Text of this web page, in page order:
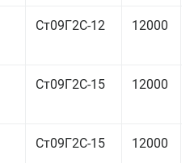
Ст09Г2С-12 12000
Ст09Г2С-15 12000
Ст09Г2С-15 12000